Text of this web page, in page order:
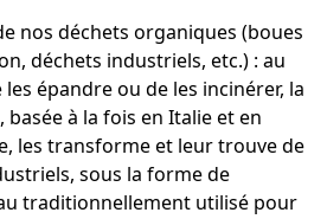
nos déchets organiques (boues
déchets industriels, etc.) : au
épandre ou de les incinérer, la
, basée à la fois en Italie et en
les transforme et leur trouve de
sous la forme de
traditionnellement utilisé pour